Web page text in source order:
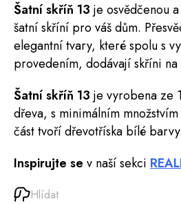
Šatnískříň 13 je osvědčenou
šatní skříní pro váš dům.
elegantní tvary, které spolu s
provedením, dodávají skříni
Šatní skříň 13 je vyrobena ze
dřeva, s minimálním
část tvoří dřevotříska bílé barvy.
Inspirujte se v naší sekci
Hlídat